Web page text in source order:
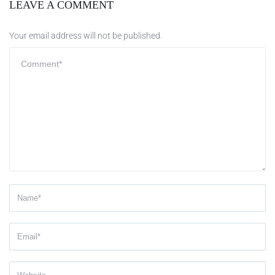
LEAVE A COMMENT
Your email address will not be published.